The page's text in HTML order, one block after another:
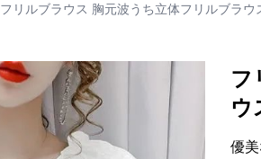
フリルブラウス 胸元波うち立体フリルブラウ
フ
ウ
優